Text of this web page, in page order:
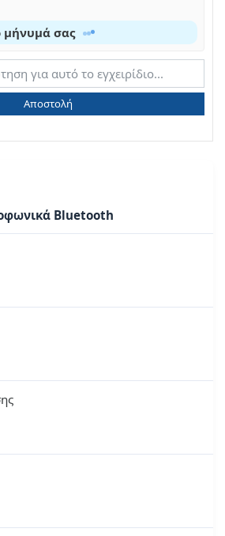
μήνυμά σας
Αποστολή
Bluetooth